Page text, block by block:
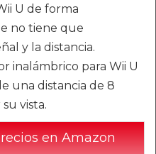
U de forma
no tiene que
y la distancia.
inalámbrico para Wii U
una distancia de 8
vista.
en Amazon